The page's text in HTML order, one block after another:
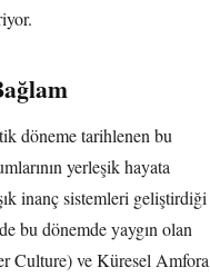
döneme tarihlenen bu
yerleşik hayata
inanç sistemleri geliştirdiği
bu dönemde yaygın olan
Culture) ve Küresel Amfora